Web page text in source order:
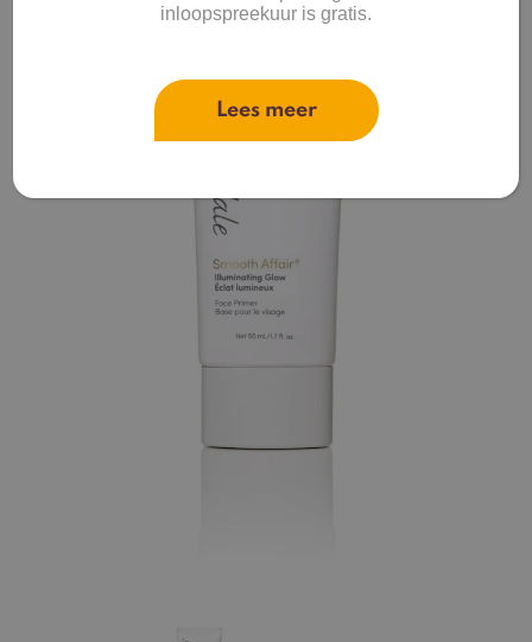
inloopspreekuur is gratis.
Lees meer